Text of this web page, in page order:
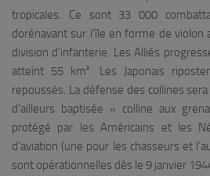
tropicales. Ce sont 33 000
dorénavant sur l’île en forme de
division d’infanterie. Les Alliés
atteint 55 km². Les Japonais
repoussés. La défense des collines
d’ailleurs baptisée « colline aux
protégé par les Américains et les
d’aviation (une pour les chasseurs et
sont opérationnelles dès le 9 janvier